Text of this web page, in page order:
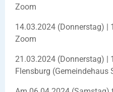
Zoom
14.03.2024 (Donnerstag) |
Zoom
21.03.2024 (Donnerstag) |
Flensburg (Gemeindehaus